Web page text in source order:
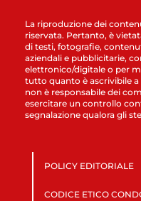
La riproduzione dei
riservata. Pertanto, è
di testi, fotografie,
aziendali e pubblicitarie,
elettronico/digitale o per
tutto quanto è ascrivibile a
non è responsabile dei
esercitare un controllo
segnalazione qualora gli
POLICY EDITORIALE
CODICE ETICO